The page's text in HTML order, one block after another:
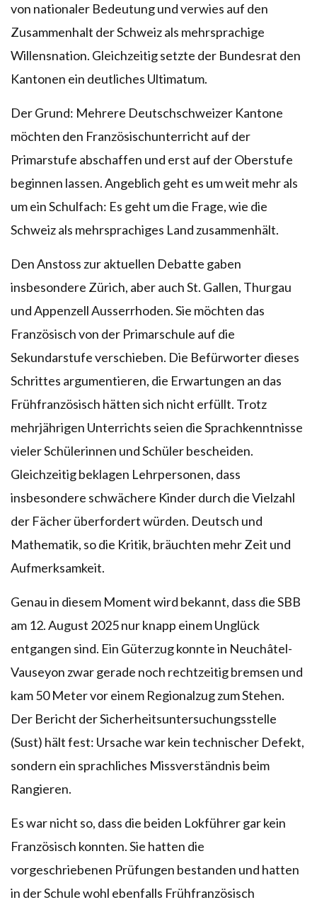
von nationaler Bedeutung und verwies auf den
Zusammenhalt der Schweiz als mehrsprachige
Willensnation. Gleichzeitig setzte der Bundesrat den
Kantonen ein deutliches Ultimatum.
Der Grund: Mehrere Deutschschweizer Kantone
möchten den Französischunterricht auf der
Primarstufe abschaffen und erst auf der Oberstufe
beginnen lassen. Angeblich geht es um weit mehr als
um ein Schulfach: Es geht um die Frage, wie die
Schweiz als mehrsprachiges Land zusammenhält.
Den Anstoss zur aktuellen Debatte gaben
insbesondere Zürich, aber auch St. Gallen, Thurgau
und Appenzell Ausserrhoden. Sie möchten das
Französisch von der Primarschule auf die
Sekundarstufe verschieben. Die Befürworter dieses
Schrittes argumentieren, die Erwartungen an das
Frühfranzösisch hätten sich nicht erfüllt. Trotz
mehrjährigen Unterrichts seien die Sprachkenntnisse
vieler Schülerinnen und Schüler bescheiden.
Gleichzeitig beklagen Lehrpersonen, dass
insbesondere schwächere Kinder durch die Vielzahl
der Fächer überfordert würden. Deutsch und
Mathematik, so die Kritik, bräuchten mehr Zeit und
Aufmerksamkeit.
Genau in diesem Moment wird bekannt, dass die SBB
am 12. August 2025 nur knapp einem Unglück
entgangen sind. Ein Güterzug konnte in Neuchâtel-
Vauseyon zwar gerade noch rechtzeitig bremsen und
kam 50 Meter vor einem Regionalzug zum Stehen.
Der Bericht der Sicherheitsuntersuchungsstelle
(Sust) hält fest: Ursache war kein technischer Defekt,
sondern ein sprachliches Missverständnis beim
Rangieren.
Es war nicht so, dass die beiden Lokführer gar kein
Französisch konnten. Sie hatten die
vorgeschriebenen Prüfungen bestanden und hatten
in der Schule wohl ebenfalls Frühfranzösisch